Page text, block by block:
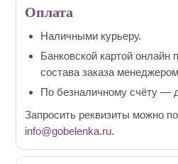
Оплата
Наличными курьеру.
Банковской картой онлайн
состава заказа
По безналичному счёту —
Запросить реквизиты можно
info@gobelenka.ru.